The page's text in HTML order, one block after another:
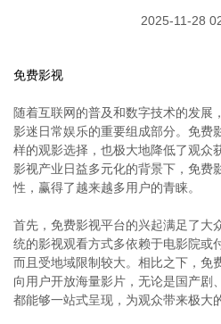
2025-11-28
免费影视
随着互联网的普及和数字技术的发展
影迷日常娱乐的重要组成部分。免费
样的观影选择，也极大地降低了观众
影视产业日益多元化的背景下，免费
性，赢得了越来越多用户的青睐。
首先，免费影视平台的兴起满足了大
统的影视观看方式多依赖于电影院或
而且受地域限制较大。相比之下，免
向用户开放海量影片，无论是国产剧
都能够一站式呈现，为观众带来极大